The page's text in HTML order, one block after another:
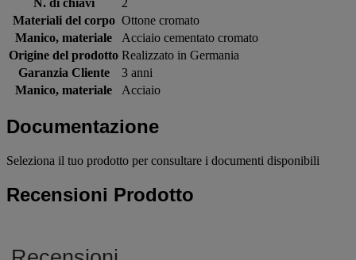
N. di chiavi
2
Materiali del corpo Ottone cromato
Manico, materiale
Acciaio cementato cromato
Origine del prodotto Realizzato in Germania
Garanzia Cliente
3 anni
Manico, materiale
Acciaio
Documentazione
Seleziona il tuo prodotto per consultare i documenti disponibili
Recensioni Prodotto